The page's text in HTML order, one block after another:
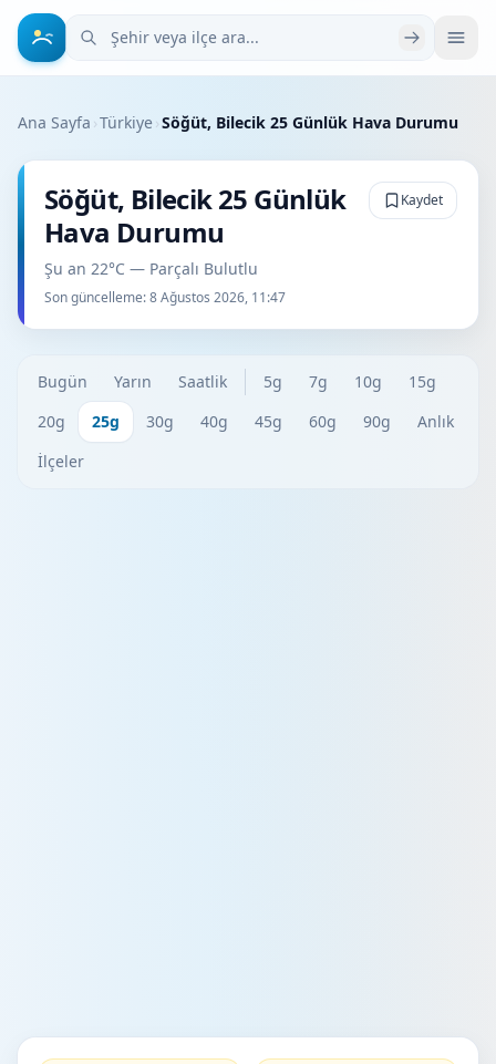
Şehir veya ilçe ara
Ana Sayfa ›Türkiye›Söğüt, Bilecik 25 Günlük Hava Durumu
Söğüt, Bilecik 25 Günlük
Hava Durumu
Şu an 22°C — Parçalı Bulutlu
Son güncelleme:8 Ağustos 2026, 11:47
Kaydet
Bugün Yarın Saatlik 5g 7g 10g
15g
20g
25g 30g 40g 45g 60g 90g
Anlık
İlçeler